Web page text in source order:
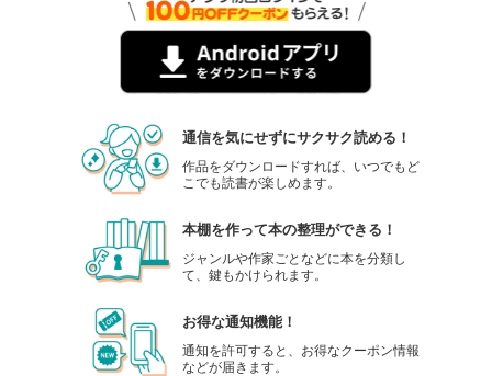
通信を気にせずにサクサク読める！
作品をダウンロードすれば、いつでもど
こでも読書が楽しめます。
本棚を作って本の整理ができる！
ジャンルや作家ごとなどに本を分類し
て、鍵もかけられます。
お得な通知機能！
通知を許可すると、お得なクーポン情報
などが届きます。